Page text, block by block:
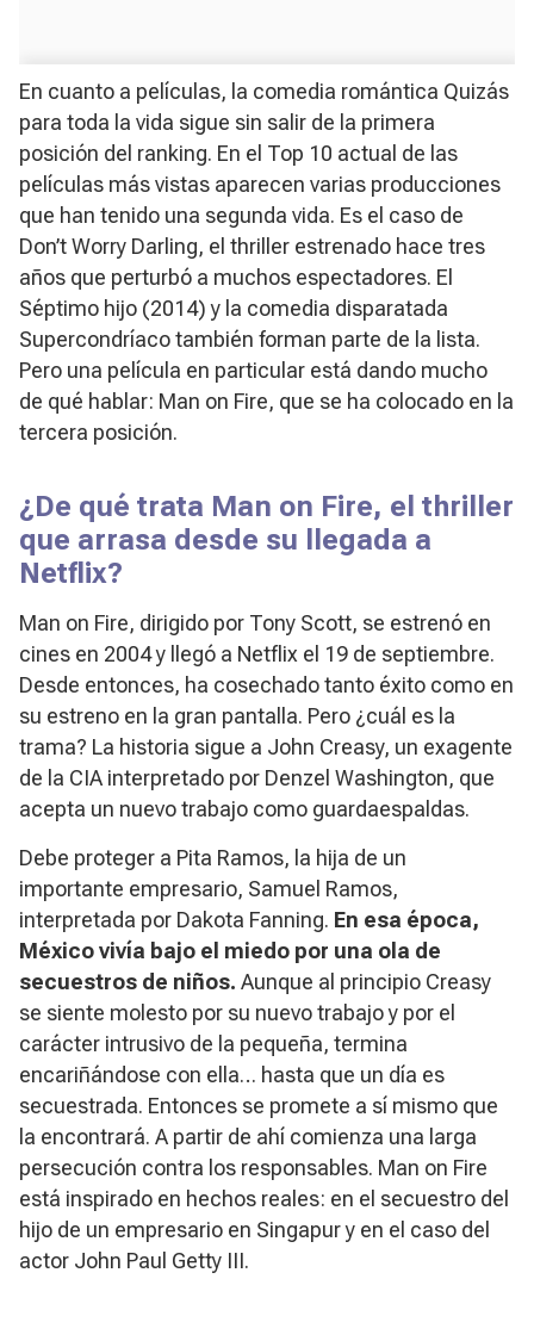
En cuanto a películas, la comedia romántica Quizás
para toda la vida sigue sin salir de la primera
posición del ranking. En el Top 10 actual de las
películas más vistas aparecen varias producciones
que han tenido una segunda vida. Es el caso de
Don’t Worry Darling, el thriller estrenado hace tres
años que perturbó a muchos espectadores. El
Séptimo hijo (2014)y la comedia disparatada
Supercondríacotambién forman parte de la lista.
Pero una película en particular está dando mucho
de qué hablar: Man on Fire, que se ha colocado en la
tercera posición.
¿De qué trata Man on Fire, el thriller
que arrasa desde su llegada a
Netflix?
Man on Fire, dirigido por Tony Scott, se estrenó en
cines en 2004 y llegó a Netflix el 19 de septiembre.
Desde entonces, ha cosechado tanto éxito como en
su estreno en la gran pantalla. Pero ¿cuál es la
trama? La historia sigue a John Creasy, un exagente
de la CIA interpretado por Denzel Washington, que
acepta un nuevo trabajo como guardaespaldas.
Debe proteger a Pita Ramos, la hija de un
importante empresario, Samuel Ramos,
interpretada por Dakota Fanning. En esa época,
México vivía bajo el miedo por una ola de
secuestros de niños. Aunque al principio Creasy
se siente molesto por su nuevo trabajo y por el
carácter intrusivo de la pequeña, termina
encariñándose con ella… hasta que un día es
secuestrada. Entonces se promete a sí mismo que
la encontrará. A partir de ahí comienza una larga
persecución contra los responsables. Man on Fire
está inspirado en hechos reales: en el secuestro del
hijo de un empresario en Singapur y en el caso del
actor John Paul Getty III.